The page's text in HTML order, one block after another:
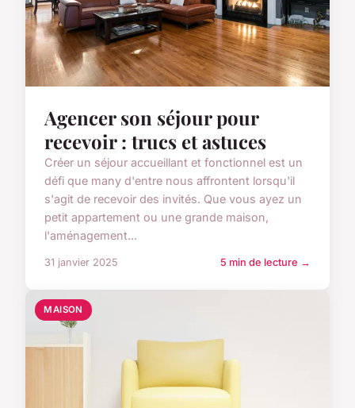
Agencer son séjour pour
recevoir : trucs et astuces
Créer un séjour accueillant et fonctionnel est un
défi que many d'entre nous affrontent lorsqu'il
s'agit de recevoir des invités. Que vous ayez un
petit appartement ou une grande maison,
l'aménagement...
31 janvier 2025 5 min de lecture →
MAISON